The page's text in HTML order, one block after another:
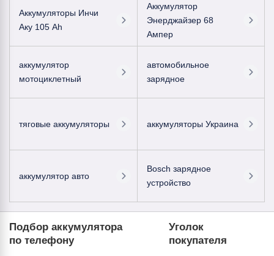
Аккумуляторы Инчи
Аку 105 Ah
Аккумулятор
Энерджайзер 68
Ампер
аккумулятор
мотоциклетный
автомобильное
зарядное
тяговые аккумуляторы аккумуляторы Украина
аккумулятор авто
Bosch зарядное
устройство
Подбор аккумулятора
по телефону
Уголок
покупателя